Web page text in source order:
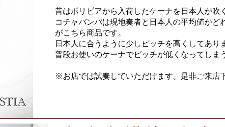
昔はボリビアから入荷したケーナを日本人が吹
コチャバンバは現地奏者と日本人の平均値が
がこちら商品です。
日本人に合うように少しピッチを高くしてあり
普段お使いのケーナでピッチが低くなってしま
※お店では試奏していただけます。是非ご来店